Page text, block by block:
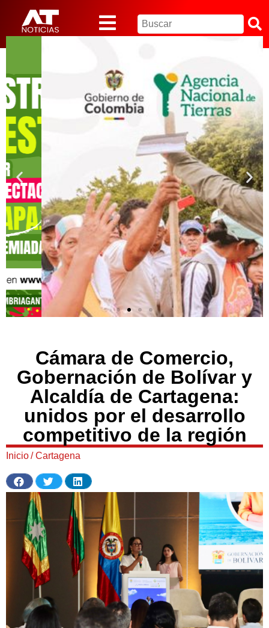
Cámara de Comercio,
Gobernación de Bolívar y
Alcaldía de Cartagena:
unidos por el desarrollo
competitivo de la región
Inicio/ Cartagena